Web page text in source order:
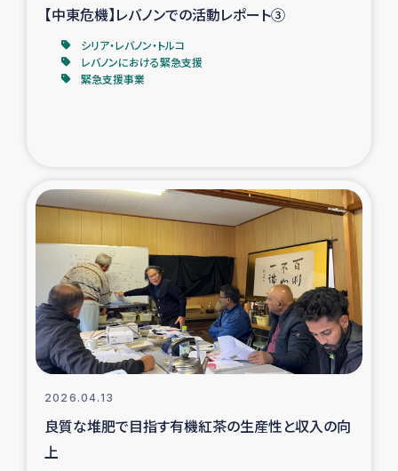
レバノンでのシリア難民・レバノン人への農業支援
海外ルーツの市民との共生
復興応援隊の活動
仮設住宅生活支援・農業復興支援
漁業復興支援
インターン・ボランティア日誌
居場所づくり
【中東危機】レバノンでの活動レポート③
シリア・レバノン・トルコ
レバノンにおける緊急支援
緊急支援事業
2026.04.13
良質な堆肥で目指す有機紅茶の生産性と収入の向
上